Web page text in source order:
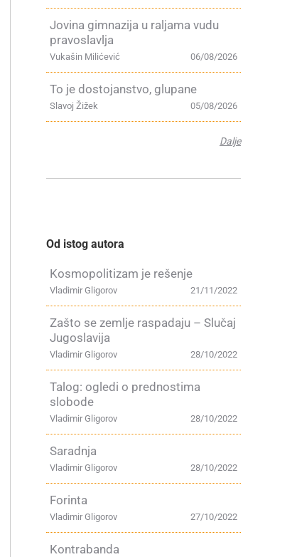
Jovina gimnazija u raljama vudu
pravoslavlja
06/08/2026
Vukašin Milićević
To je dostojanstvo, glupane
05/08/2026
Slavoj Žižek
Dalje
Od istog autora
Kosmopolitizam je rešenje
21/11/2022
Vladimir Gligorov
Zašto se zemlje raspadaju – Slučaj
Jugoslavija
28/10/2022
Vladimir Gligorov
Talog: ogledi o prednostima
slobode
28/10/2022
Vladimir Gligorov
Saradnja
28/10/2022
Vladimir Gligorov
Forinta
27/10/2022
Vladimir Gligorov
Kontrabanda